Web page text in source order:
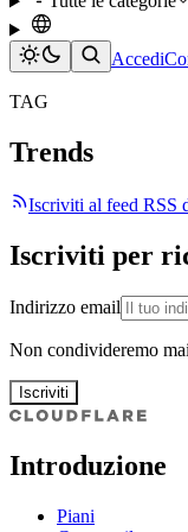
Accedi
TAG
Trends
Iscriviti al feed RSS
Iscriviti per
Indirizzo email
Non condivideremo
Iscriviti
Introduzione
Piani